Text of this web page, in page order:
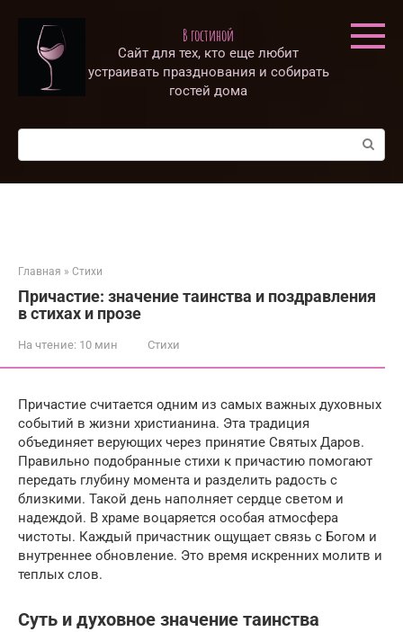
контенту
В гостиной
Сайт для тех, кто еще любит
устраивать празднования и собирать
гостей дома
Поиск:
Главная » Стихи
Причастие: значение таинства и поздравления
в стихах и прозе
На чтение: 10 мин Стихи
Причастие считается одним из самых важных духовных
событий в жизни христианина. Эта традиция
объединяет верующих через принятие Святых Даров.
Правильно подобранные стихи к причастию помогают
передать глубину момента и разделить радость с
близкими. Такой день наполняет сердце светом и
надеждой. В храме воцаряется особая атмосфера
чистоты. Каждый причастник ощущает связь с Богом и
внутреннее обновление. Это время искренних молитв и
теплых слов.
Суть и духовное значение таинства